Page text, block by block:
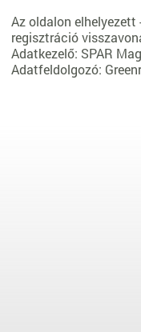
Az oldalon
regisztráció
Adatkezelő: SPAR
Adatfeldolgozó: